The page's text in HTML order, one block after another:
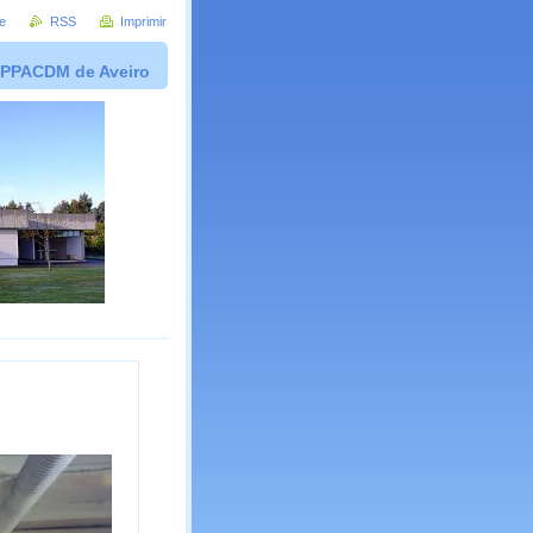
de Aveiro
RSS Imprimir